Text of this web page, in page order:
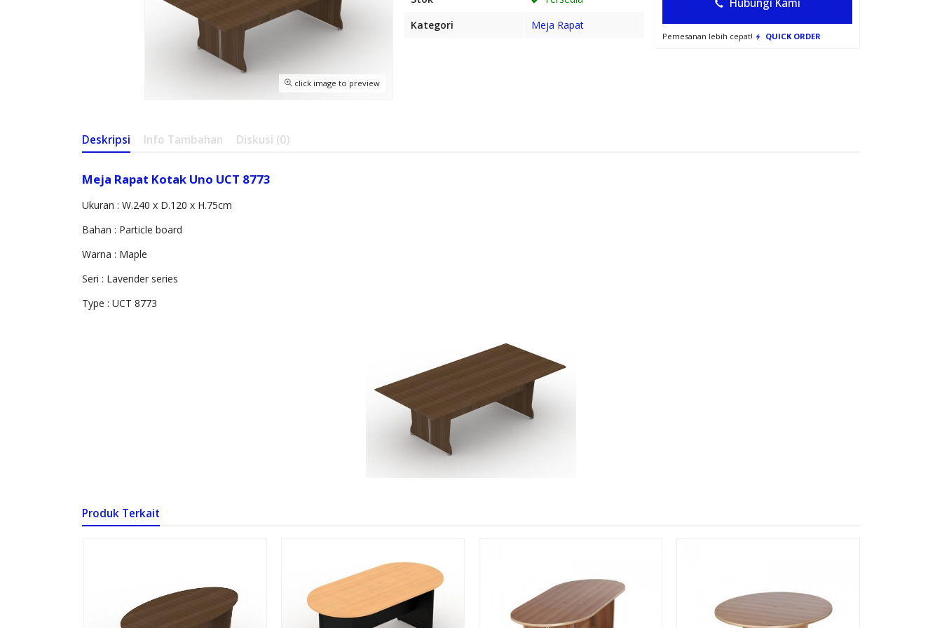
click image to preview
Kategori
Meja Rapat
Pemesanan lebih cepat! QUICK ORDER
Deskripsi Info Tambahan Diskusi (0)
Meja Rapat Kotak Uno UCT 8773
Ukuran : W.240 x D.120 x H.75cm
Bahan : Particle board
Warna : Maple
Seri : Lavender series
Type : UCT 8773
Produk Terkait